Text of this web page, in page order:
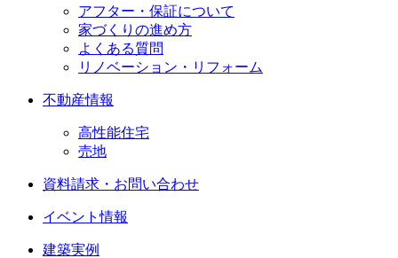
アフター・保証について
家づくりの進め方
よくある質問
リノベーション・リフォーム
不動産情報
高性能住宅
売地
資料請求・お問い合わせ
イベント情報
建築実例